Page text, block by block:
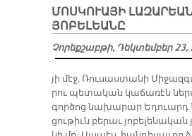
ՇՆՈՐՀԱՒՈՐԱԿԱՆ
Հինգշաբթի, Դեկտեմբեր 24,
կան Ընդ­հա­նուր Փո­խա­նորդ
մա­նո­րին ըն­դա­ռաջ
Հա­յաս­տա­նի Սփիւռ­քի
նին։ Պատ­րիար­քա­րա­նի
հրա­պա­րա­կե­ցին այս